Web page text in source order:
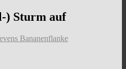
) Sturm auf
Bananenflanke